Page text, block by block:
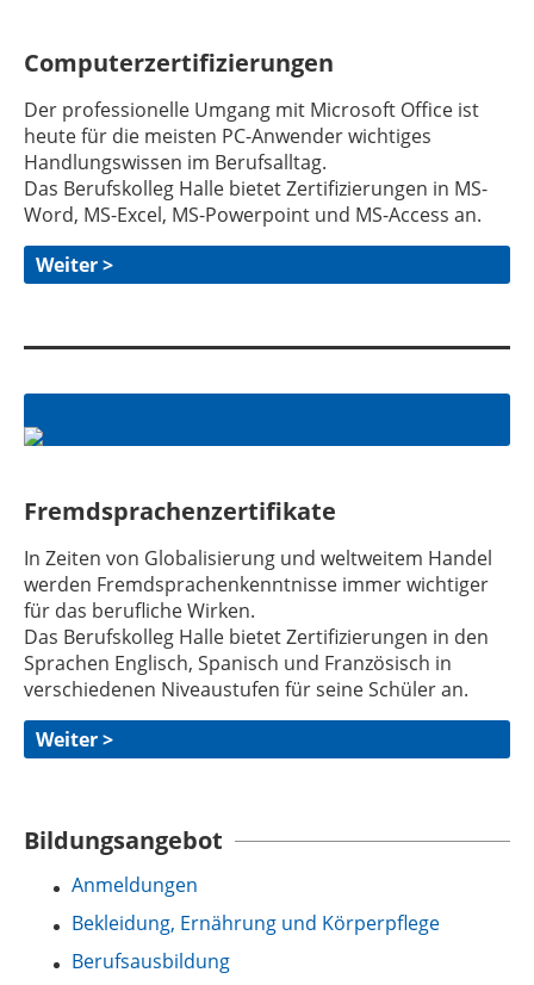
Computerzertifizierungen
Der professionelle Umgang mit Microsoft Office ist
heute für die meisten PC-Anwender wichtiges
Handlungswissen im Berufsalltag.
Das Berufskolleg Halle bietet Zertifizierungen in MS-
Word, MS-Excel, MS-Powerpoint und MS-Access an.
Weiter >
Fremdsprachenzertifikate
In Zeiten von Globalisierung und weltweitem Handel
werden Fremdsprachenkenntnisse immer wichtiger
für das berufliche Wirken.
Das Berufskolleg Halle bietet Zertifizierungen in den
Sprachen Englisch, Spanisch und Französisch in
verschiedenen Niveaustufen für seine Schüler an.
Weiter >
Bildungsangebot
Anmeldungen
Bekleidung, Ernährung und Körperpflege
Berufsausbildung